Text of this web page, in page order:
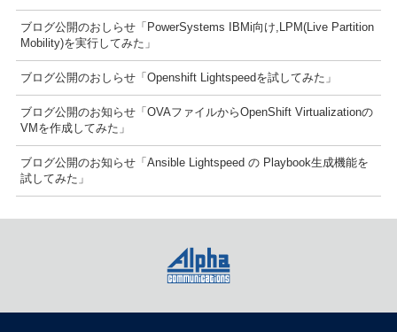
ブログ公開のおしらせ「PowerSystems IBMi向け,LPM(Live Partition
Mobility)を実行してみた」
ブログ公開のおしらせ「Openshift Lightspeedを試してみた」
ブログ公開のお知らせ「OVAファイルからOpenShift Virtualizationの
VMを作成してみた」
ブログ公開のお知らせ「Ansible Lightspeed の Playbook生成機能を
試してみた」